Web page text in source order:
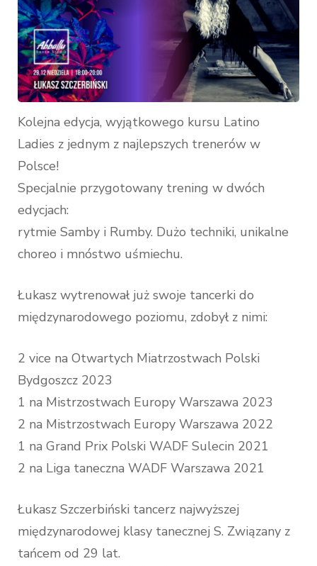
Kolejna edycja, wyjątkowego kursu Latino
Ladies z jednym z najlepszych trenerów w
Polsce!
Specjalnie przygotowany trening w dwóch
edycjach:
rytmie Samby i Rumby. Dużo techniki, unikalne
choreo i mnóstwo uśmiechu.
Łukasz wytrenował już swoje tancerki do
międzynarodowego poziomu, zdobył z nimi:
2 vice na Otwartych Miatrzostwach Polski
Bydgoszcz 2023
1 na Mistrzostwach Europy Warszawa 2023
2 na Mistrzostwach Europy Warszawa 2022
1 na Grand Prix Polski WADF Sulecin 2021
2 na Liga taneczna WADF Warszawa 2021
Łukasz Szczerbiński tancerz najwyższej
międzynarodowej klasy tanecznej S. Związany z
tańcem od 29 lat.